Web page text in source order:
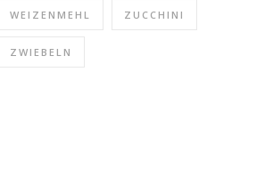
WEIZENMEHL ZUCCHINI
ZWIEBELN